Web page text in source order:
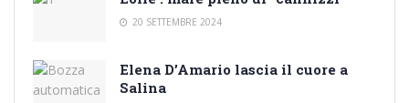
20 SETTEMBRE 2024
Elena D’Amario lascia il cuore a
Salina